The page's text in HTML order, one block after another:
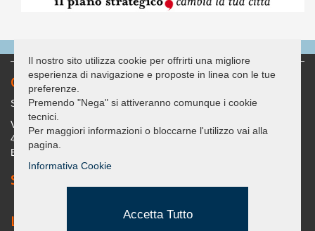
Contatti
Sede legale: c/o Casa delle Associazioni "G. Bracconi"
Via Covignano 238
47923 - Rimini (RN)
Email: segreteria@umanadimorarimini.it
Seguici su Facebook
Link Utili
Il nostro sito utilizza cookie per offrirti una migliore
esperienza di navigazione e proposte in linea con le tue
preferenze.
Premendo "Nega" si attiveranno comunque i cookie
tecnici.
Per maggiori informazioni o bloccarne l'utilizzo vai alla
pagina.
Informativa Cookie
Accetta Tutto